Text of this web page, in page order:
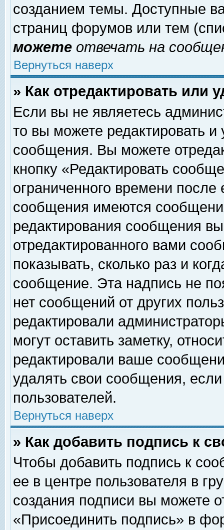
созданием темы. Доступные
страниц форумов или тем
можете отвечать на
Вернуться наверх
» Как отредактировать или
Если вы не являетесь
то вы можете редактировать и
сообщения. Вы можете
кнопку «Редактировать
ограниченного времени
сообщения имеются
редактирования сообщения
отредактированного вами
показывать, сколько раз и
сообщение. Эта надпись не
нет сообщений от других
редактировали
могут оставить заметку,
редактировали ваше
удалять свои сообщения,
пользователей.
Вернуться наверх
» Как добавить подпись к
Чтобы добавить подпись к
ее в центре пользователя в
создания подписи вы можете
«Присоединить подпись» в